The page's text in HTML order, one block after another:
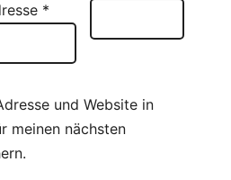
*
und Website in
meinen nächsten